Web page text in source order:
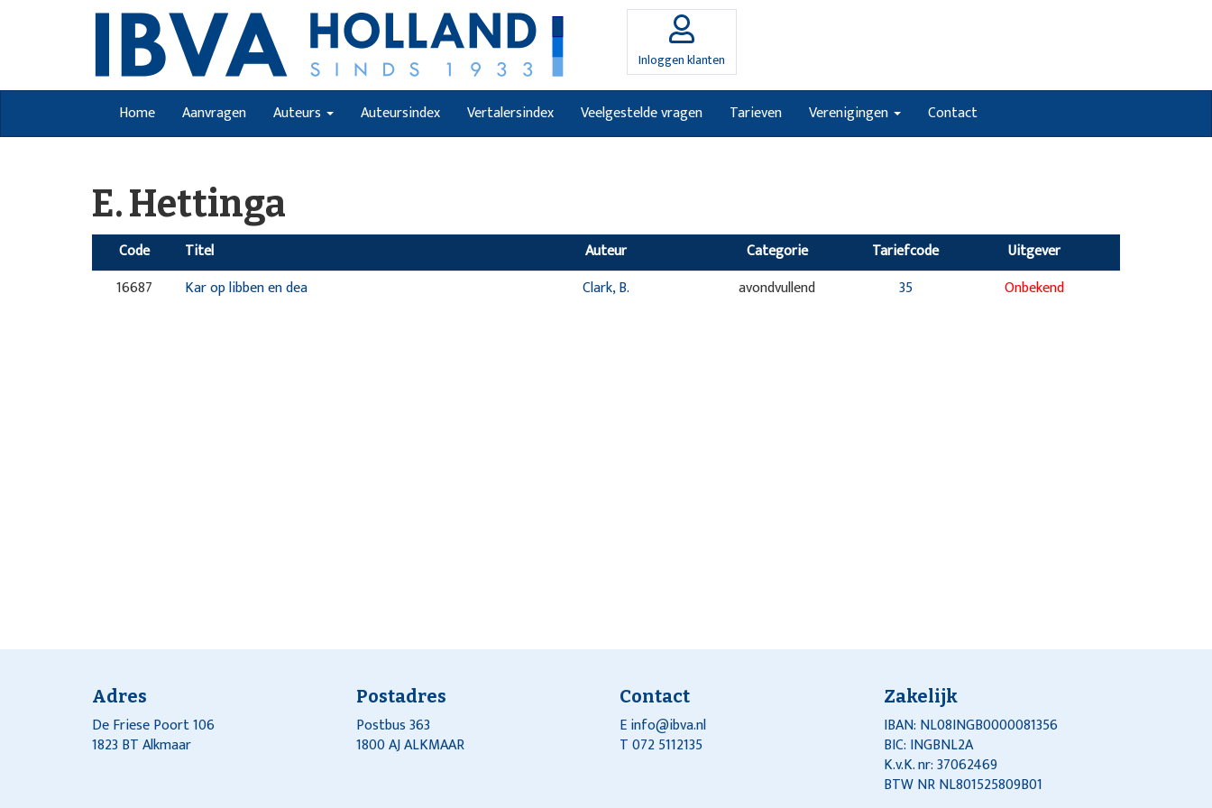
Inloggen klanten
Home Aanvragen Auteurs Auteursindex Vertalersindex Veelgestelde vragen Tarieven Verenigingen Contact
E. Hettinga
Code Titel Auteur Categorie Tariefcode
Uitgever
16687
Kar op libben en dea Clark, B. avondvullend 35 Onbekend
Adres
De Friese Poort 106
1823 BT Alkmaar
Postadres
Postbus 363
1800 AJ ALKMAAR
Contact
Einfo@ibva.nl
T 072 5112135
Zakelijk
IBAN: NL08INGB0000081356
BIC: INGBNL2A
K.v.K. nr: 37062469
BTW NR NL801525809B01